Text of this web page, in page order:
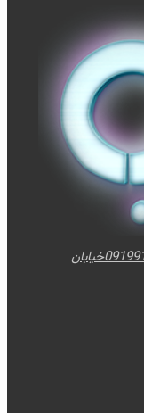
خیابان